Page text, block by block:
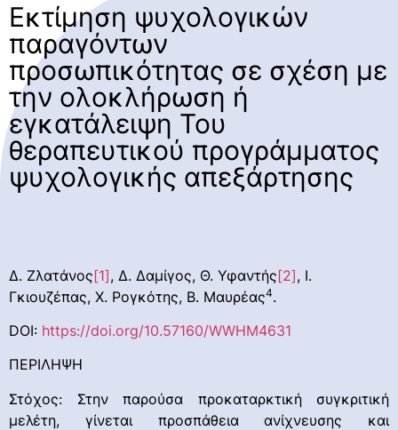
Εκτίμηση ψυχολογικών
παραγόντων
προσωπικότητας σε σχέση με
την ολοκλήρωση ή
εγκατάλειψη Του
θεραπευτικού προγράμματος
ψυχολογικής απεξάρτησης
Δ. Ζλατάνος[1], Δ. Δαμίγος, Θ. Υφαντής[2], Ι.
Γκιουζέπας, Χ. Ρογκότης, Β. Μαυρέας4.
DOI: https://doi.org/10.57160/WWHM4631
ΠΕΡΙΛΗΨΗ
Στόχος: Στην παρούσα προκαταρκτική συγκριτική
μελέτη, γίνεται προσπάθεια ανίχνευσης και